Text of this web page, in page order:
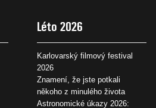
Léto 2026
Karlovarský filmový festival
2026
Znamení, že jste potkali
někoho z minulého života
Astronomické úkazy 2026: